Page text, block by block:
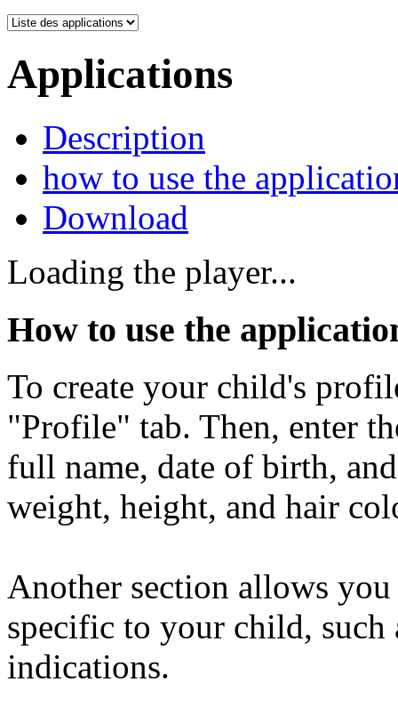
Applications
Description
how to use the
Download
Loading the player...
How to use the
To create your child's
"Profile" tab. Then, enter
full name, date of birth,
weight, height, and hair
Another section allows
specific to your child, such
indications.